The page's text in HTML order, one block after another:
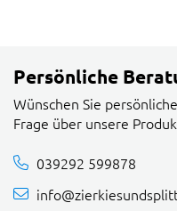
Persönliche
Wünschen Sie
Frage über unsere
039292 599878